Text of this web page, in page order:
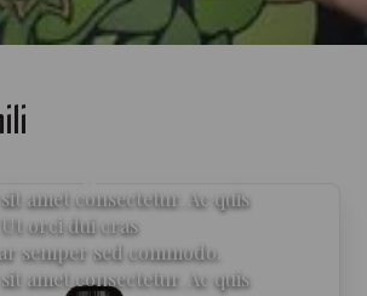
del gin
amet consectetur. Ac quis
orci dui cras
semper sed commodo.
amet consectetur. Ac quis